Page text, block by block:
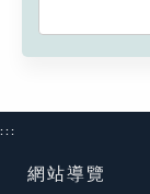
:::
網站導覽